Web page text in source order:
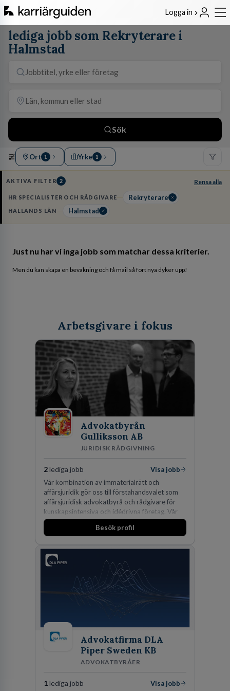
Logga in
lediga jobb som Rekryterare i
Halmstad
Sök
Ort 1 Yrke 1
AKTIVA FILTER 2 Rensa alla
HR SPECIALISTER OCH RÅDGIVARE Rekryterare
HALLANDS LÄN Halmstad
Just nu har vi inga jobb som matchar dessa kriterier.
Men du kan skapa en bevakning och få mail så fort nya dyker upp!
Arbetsgivare i fokus
Advokatbyrån
Gulliksson AB
JURIDISK RÅDGIVNING
2lediga jobb
Visa jobb
Vår kombination av immaterialrätt och
affärsjuridik gör oss till förstahandsvalet som
affärsjuridisk advokatbyrå och rådgivare för
kunskapsintensiva och idédrivna företag. Vår
expertis inom IP-tillgångar har gett oss en
marknadsledande position. Våra klienter väljer
skydda, utveckla och kommersialisera
företagets viktigaste tillgångar.
Besök profil
Advokatfirma DLA
Piper Sweden KB
ADVOKATBYRÅER
1 lediga jobb
Visa jobb